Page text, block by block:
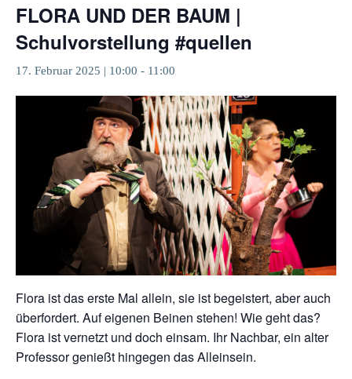
FLORA UND DER BAUM |
Schulvorstellung #quellen
17. Februar 2025 | 10:00 - 11:00
Flora ist das erste Mal allein, sie ist begeistert, aber auch
überfordert. Auf eigenen Beinen stehen! Wie geht das?
Flora ist vernetzt und doch einsam. Ihr Nachbar, ein alter
Professor genießt hingegen das Alleinsein.